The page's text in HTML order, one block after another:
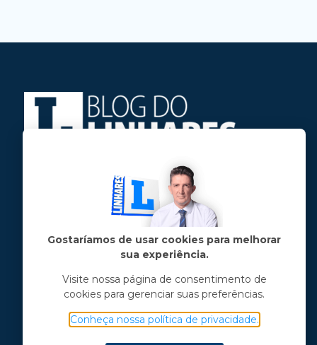
Jose Linhares Jr é maranhense.
Formado em Jornalismo, estudou filosofia
e tem pós-graduações em ciência política
e marketing político.
Menu principal
Notícias
Opinião
Gostaríamos de usar cookies para melhorar
sua experiência.
Visite nossa página de consentimento de
cookies para gerenciar suas preferências.
Conheça nossa política de privacidade.